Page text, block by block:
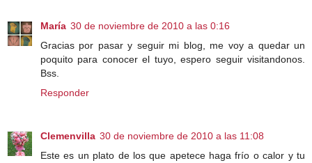
María 30 de noviembre de 2010 a las 0:16
Gracias por pasar y seguir mi blog, me voy a quedar un
poquito para conocer el tuyo, espero seguir visitandonos.
Bss.
Responder
Clemenvilla 30 de noviembre de 2010 a las 11:08
Este es un plato de los que apetece haga frío o calor y tu